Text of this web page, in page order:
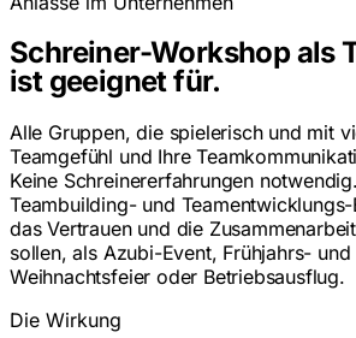
Schreiner-Workshop als
ist geeignet für.
Alle Gruppen, die spielerisch und mit
Teamgefühl und Ihre
Keine Schreinererfahrungen
Teambuilding- und
das Vertrauen und die
sollen, als Azubi-Event, Frühjahrs-
Weihnachtsfeier oder Betriebsausflug.
Die Wirkung